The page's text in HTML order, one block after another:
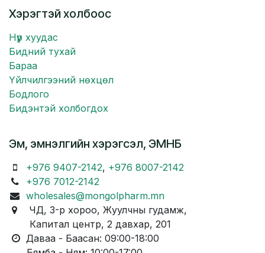
Хэрэгтэй холбоос
Нүүр хуудас
Бидний тухай
Бараа
Үйлчилгээний нөхцөл
Бодлого
Бидэнтэй холбогдох
Эм, эмнэлгийн хэрэгсэл, ЭМНБ
+976 9407-2142, +976 8007-2142
+976 7012-2142
wholesales@mongolpharm.mn
ЧД, 3-р хороо, Жуулчны гудамж,
Капитал центр, 2 давхар, 201
Даваа - Баасан: 09:00-18:00